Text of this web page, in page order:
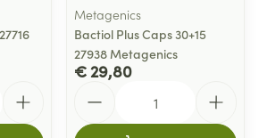
Metagenics
Bactiol Plus Caps 30+15
27938 Metagenics
€ 29,80